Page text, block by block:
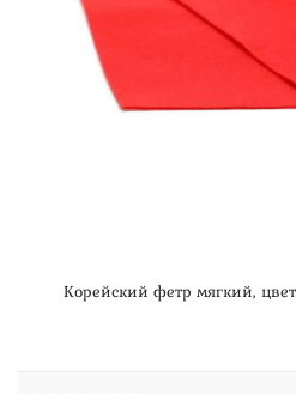
Корейский фетр мягкий,